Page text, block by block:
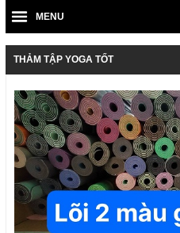
MENU
THẢM TẬP YOGA TỐT